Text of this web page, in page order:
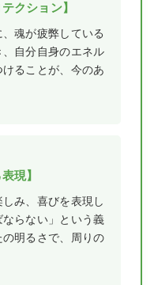
クション】
魂が疲弊している
自分自身のエネル
ることが、今のあ
現】
み、喜びを表現し
らない」という義
明るさで、周りの